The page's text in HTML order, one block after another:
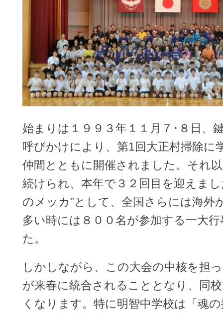
始まりは１９９３年１１月７･８日、
呼びかけにより、第1回大正村掃除に
仲間とともに開催されました。それ
続けられ、本年で３２回目を迎えま
のメッカ”として、全国さらには海外
多い時には８００名が参加する一大
た。
しかしながら、この大会の中核を担
が来春に統合されることとなり、同
くなります。特に明智中学校は「魂